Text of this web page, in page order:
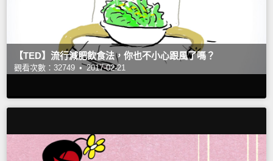
【TED】流行減肥飲食法，你也不小心跟風了嗎？
觀看次數：32749 • 2017-02-21